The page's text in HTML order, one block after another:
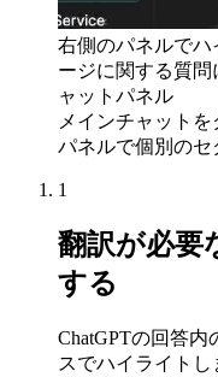
右側のパネルでハ
ージに関する質問
ャットパネル
メインチャット
パネルで個別のセ
1
翻訳が必要
する
ChatGPTの回答
スでハイライト